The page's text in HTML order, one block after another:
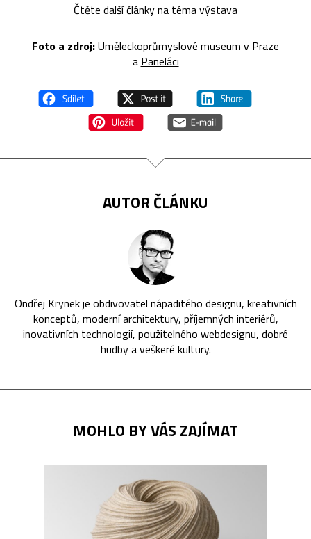
Čtěte další články na témavýstava
Foto a zdroj:Uměleckoprůmyslové museum v Praze
a Paneláci
AUTOR ČLÁNKU
Ondřej Krynek je obdivovatel nápaditého designu, kreativních
konceptů, moderní architektury, příjemných interiérů,
inovativních technologií, použitelného webdesignu, dobré
hudby a veškeré kultury.
MOHLO BY VÁS ZAJÍMAT